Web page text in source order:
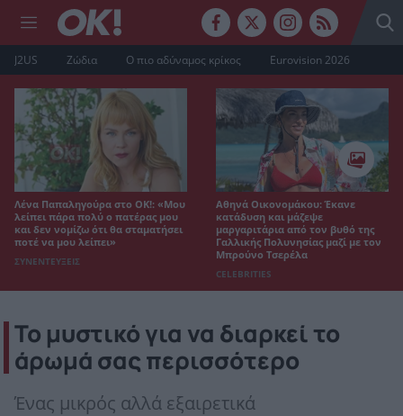
J2US Ζώδια Ο πιο αδύναμος κρίκος Eurovision 2026
Λένα Παπαληγούρα στο ΟΚ!: «Μου
λείπει πάρα πολύ ο πατέρας μου
και δεν νομίζω ότι θα σταματήσει
ποτέ να μου λείπει»
ΣΥΝΕΝΤΕΥΞΕΙΣ
Αθηνά Οικονομάκου: Έκανε
κατάδυση και μάζεψε
μαργαριτάρια από τον βυθό της
Γαλλικής Πολυνησίας μαζί με τον
Μπρούνο Τσερέλα
CELEBRITIES
Το μυστικό για να διαρκεί το
άρωμά σας περισσότερο
Ένας μικρός αλλά εξαιρετικά